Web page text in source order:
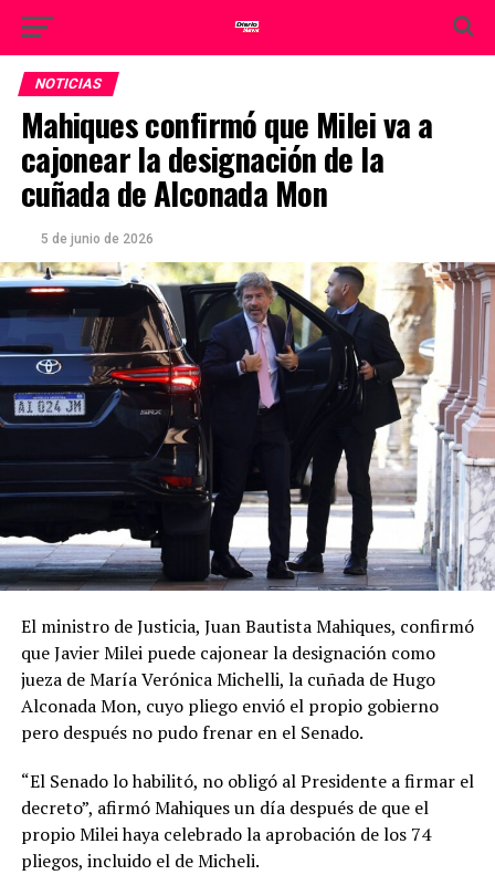
NOTICIAS
Mahiques confirmó que Milei va a
cajonear la designación de la
cuñada de Alconada Mon
5 de junio de 2026
El ministro de Justicia, Juan Bautista Mahiques, confirmó
que Javier Milei puede cajonear la designación como
jueza de María Verónica Michelli, la cuñada de Hugo
Alconada Mon, cuyo pliego envió el propio gobierno
pero después no pudo frenar en el Senado.
“El Senado lo habilitó, no obligó al Presidente a firmar el
decreto”, afirmó Mahiques un día después de que el
propio Milei haya celebrado la aprobación de los 74
pliegos, incluido el de Micheli.